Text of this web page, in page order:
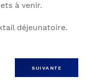
à venir.
déjeunatoire.
SUIVANTE